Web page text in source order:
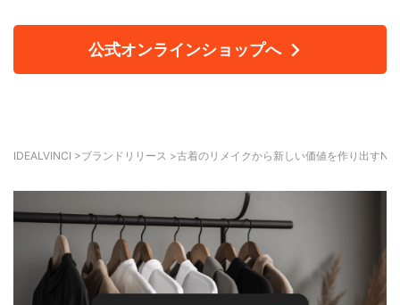
公式オンラインショップへ
IDEALVINCI >ブランドリリース >古着のリメイクから新しい価値を作り出す